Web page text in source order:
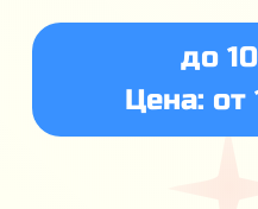
до
Цена: от